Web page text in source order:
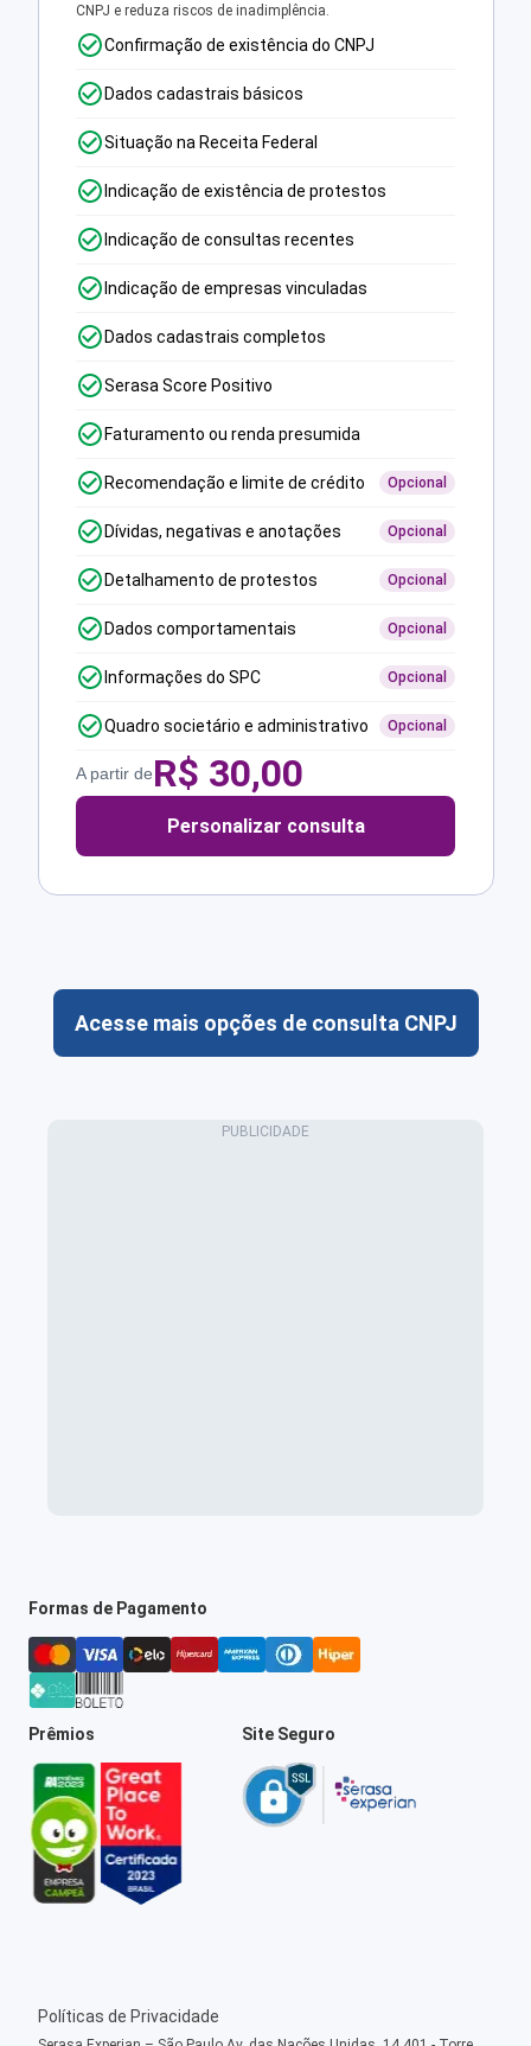
CNPJ e reduza riscos de inadimplência.
Confirmação de existência do CNPJ
Dados cadastrais básicos
Situação na Receita Federal
Indicação de existência de protestos
Indicação de consultas recentes
Indicação de empresas vinculadas
Dados cadastrais completos
Serasa Score Positivo
Faturamento ou renda presumida
Recomendação e limite de crédito Opcional
Dívidas, negativas e anotações Opcional
Detalhamento de protestos Opcional
Dados comportamentais Opcional
Informações do SPC Opcional
Quadro societário e administrativo Opcional
A partir deR$ 30,00
Personalizar consulta
Acesse mais opções de consulta CNPJ
Formas de Pagamento
Prêmios Site Seguro
Políticas de Privacidade